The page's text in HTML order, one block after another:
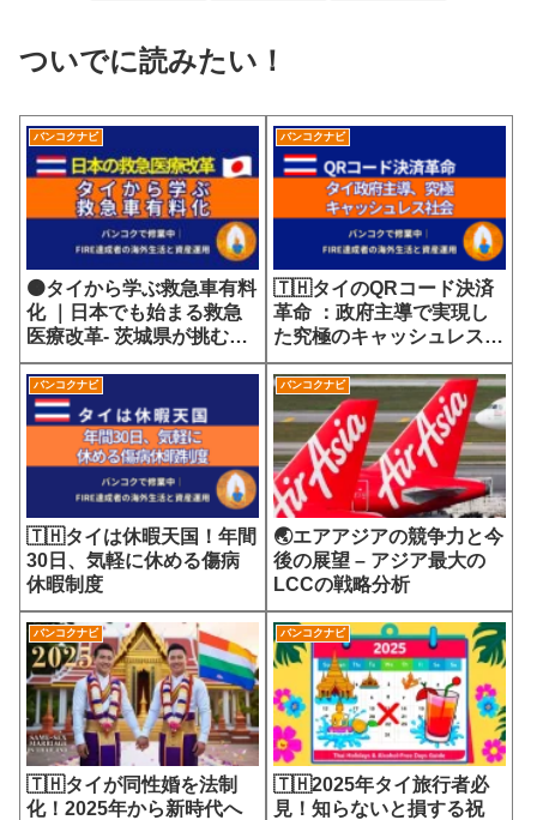
ついでに読みたい！
バンコクナビ
🟠タイから学ぶ救急車有料
化 ｜日本でも始まる救急
医療改革- 茨城県が挑む
7700円の選定療養費が示
す医療サービスの未来
バンコクナビ
🇹🇭タイのQRコード決済
革命 ：政府主導で実現し
た究極のキャッシュレス社
会
バンコクナビ
🇹🇭タイは休暇天国！年間
30日、気軽に休める傷病
休暇制度
バンコクナビ
🌏エアアジアの競争力と今
後の展望 – アジア最大の
LCCの戦略分析
バンコクナビ
🇹🇭タイが同性婚を法制
化！2025年から新時代へ
バンコクナビ
🇹🇭2025年タイ旅行者必
見！知らないと損する祝